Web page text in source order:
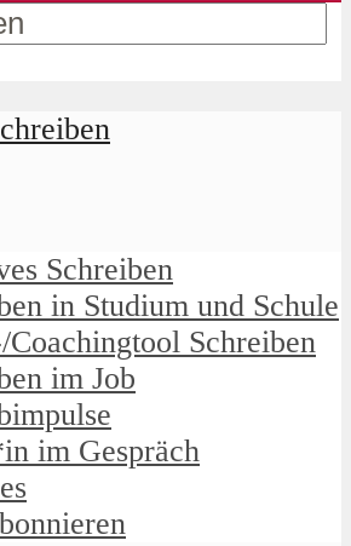
Schreiben
in Studium und Schule
Coachingtool Schreiben
im Job
im Gespräch